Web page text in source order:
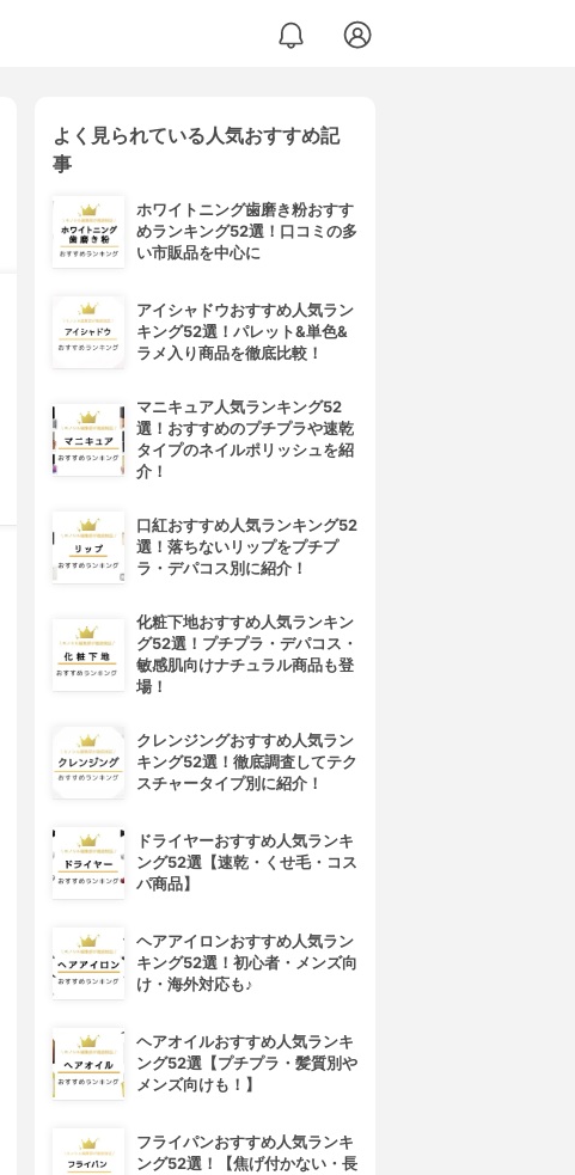
よく見られている人気おすすめ記
事
ホワイトニング歯磨き粉おすす
めランキング52選！口コミの多
い市販品を中心に
アイシャドウおすすめ人気ラン
キング52選！パレット&単色&
ラメ入り商品を徹底比較！
マニキュア人気ランキング52
選！おすすめのプチプラや速乾
タイプのネイルポリッシュを紹
介！
口紅おすすめ人気ランキング52
選！落ちないリップをプチプ
ラ・デパコス別に紹介！
化粧下地おすすめ人気ランキン
グ52選！プチプラ・デパコス・
敏感肌向けナチュラル商品も登
場！
クレンジングおすすめ人気ラン
キング52選！徹底調査してテク
スチャータイプ別に紹介！
ドライヤーおすすめ人気ランキ
ング52選【速乾・くせ毛・コス
パ商品】
ヘアアイロンおすすめ人気ラン
キング52選！初心者・メンズ向
け・海外対応も♪
ヘアオイルおすすめ人気ランキ
ング52選【プチプラ・髪質別や
メンズ向けも！】
フライパンおすすめ人気ランキ
ング52選！【焦げ付かない・長